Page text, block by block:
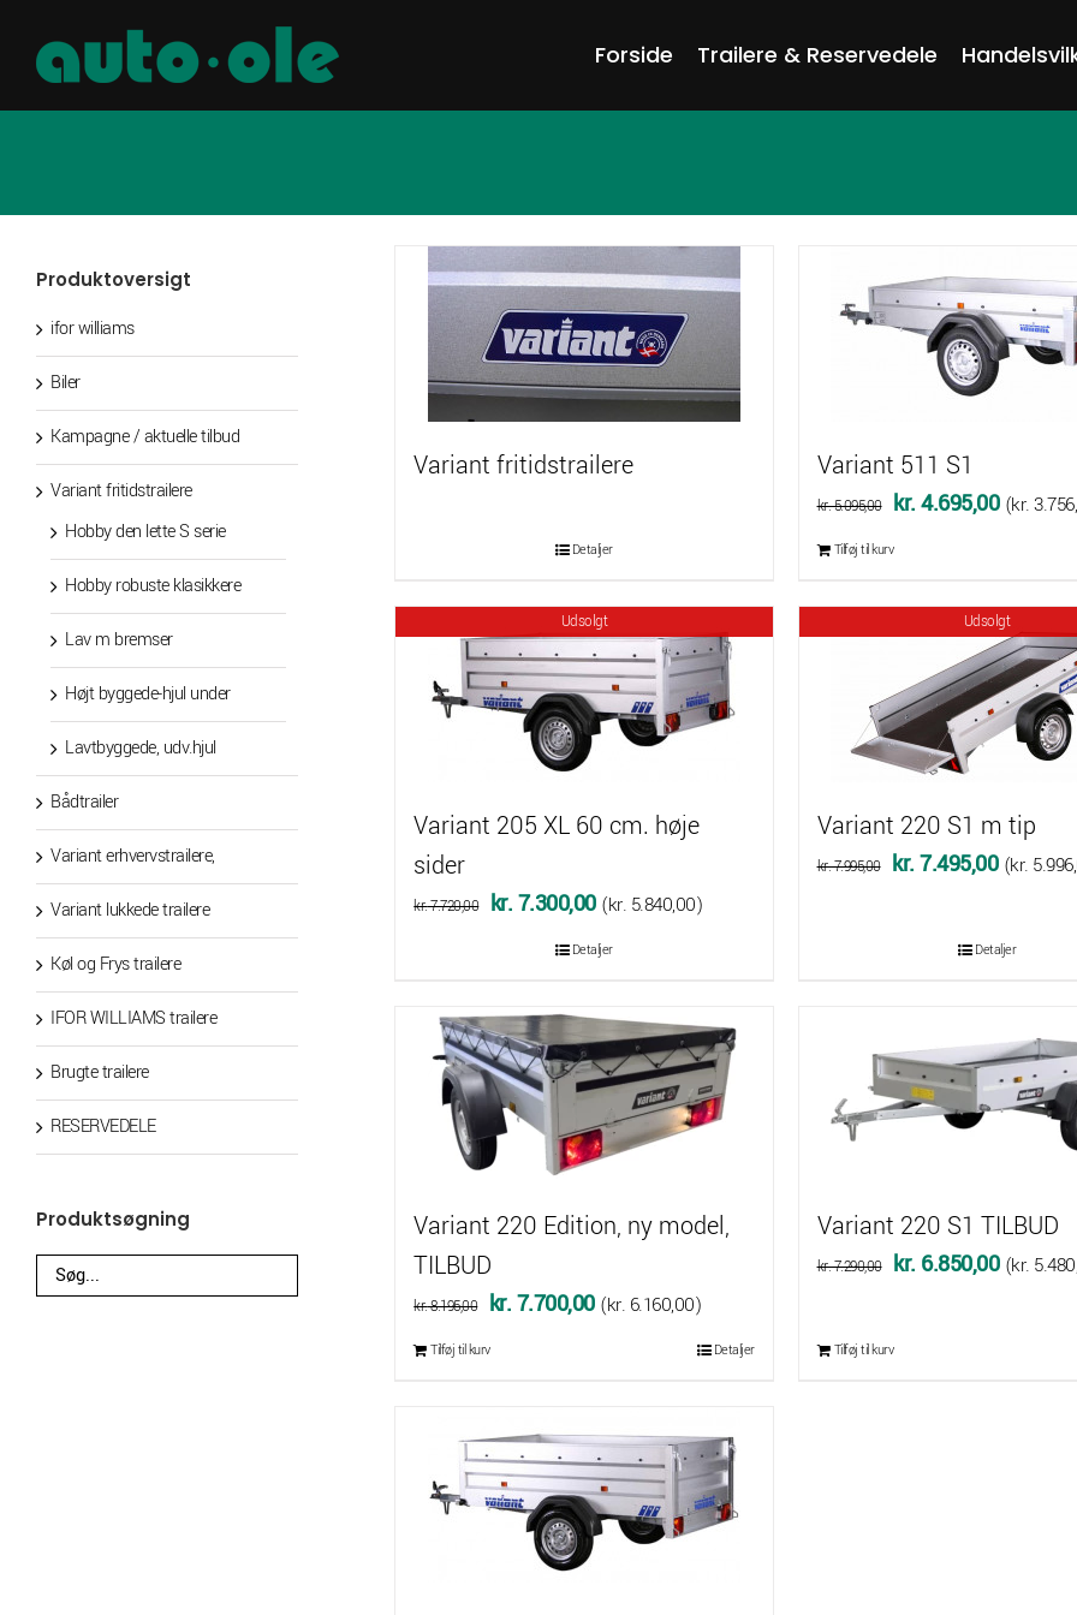
content
Forside Trailere & Reservedele
Variant fritidstrailere
Detaljer
Variant 511 S1
kr.5.095,00
Den
var:
kr. 5.095,00.
kr.4.695,00Den
er:
kr.
(kr.
Tilføj til kurv
Udsolgt
Variant 205 XL 60 cm. høje
sider
kr.7.720,00
Den
oprindelige
var:
kr. 7.720,00.
kr.7.300,00Den
aktuelle
er:
kr. 7.300,00.
(kr. 5.840,00)
Detaljer
Udsolgt
Variant 220 S1 m tip
kr.7.995,00
Den
kr.7.495,00Den
(kr.
Detaljer
Variant 220 Edition, ny model,
TILBUD
kr.8.195,00
Den
kr. 8.195,00.
kr.7.700,00Den
kr. 7.700,00.
(kr. 6.160,00)
Tilføj til kurv Detaljer
Variant 220 S1 TILBUD
kr.7.290,00
Den
kr. 6.850,00Den
(kr.
Tilføj til kurv
Produktoversigt
ifor williams
Biler
Kampagne / aktuelle tilbud
Variant fritidstrailere
Hobby den lette S serie
Hobby robuste klasikkere
Lav m bremser
Højt byggede-hjul under
Lavtbyggede, udv.hjul
Bådtrailer
Variant erhvervstrailere,
Variant lukkede trailere
Køl og Frys trailere
IFOR WILLIAMS trailere
Brugte trailere
RESERVEDELE
Produktsøgning